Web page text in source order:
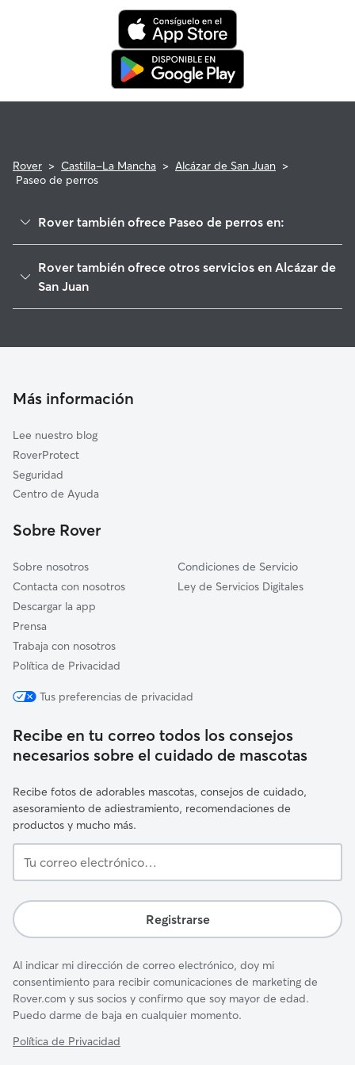
programa de reembolso de la Garantía Rover para asistencia
veterinaria que cumpla con los requisitos.
Rover > Castilla-La Mancha > Alcázar de San Juan >
Paseo de perros
Rover también ofrece Paseo de perros en:
Arenales de San Gregorio
Camuñas
Cinco Casas
Puerto Lápice
La Villa de Don Fadrique
Rover también ofrece otros servicios en Alcázar de
San Juan
Cuidadores a domicilio en Alcazar-De-San-Juan
Más información
Lee nuestro blog
RoverProtect
Seguridad
Centro de Ayuda
Sobre Rover
Sobre nosotros
Contacta con nosotros
Descargar la app
Prensa
Trabaja con nosotros
Política de Privacidad
Condiciones de Servicio
Ley de Servicios Digitales
Tus preferencias de privacidad
Recibe en tu correo todos los consejos
necesarios sobre el cuidado de mascotas
Recibe fotos de adorables mascotas, consejos de cuidado,
asesoramiento de adiestramiento, recomendaciones de
productos y mucho más.
correo
Registrarse
Al indicar mi dirección de correo electrónico, doy mi
consentimiento para recibir comunicaciones de marketing de
Rover.com y sus socios y confirmo que soy mayor de edad.
Puedo darme de baja en cualquier momento.
Política de Privacidad